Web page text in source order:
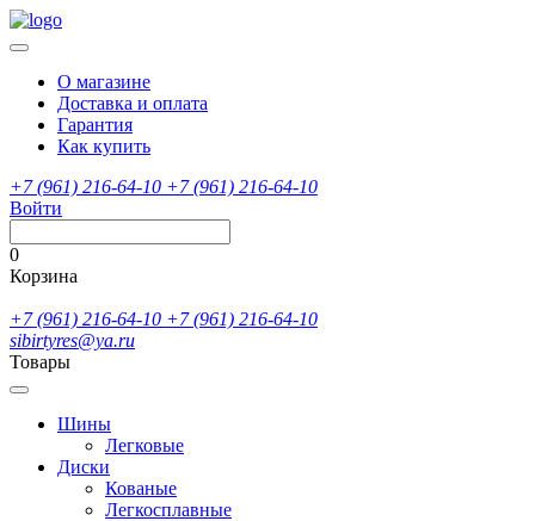
О магазине
Доставка и оплата
Гарантия
Как купить
+7 (961) 216-64-10 +7 (961) 216-64-10
Войти
0
Корзина
+7 (961) 216-64-10 +7 (961) 216-64-10
sibirtyres@ya.ru
Товары
Шины
Легковые
Диски
Кованые
Легкосплавные